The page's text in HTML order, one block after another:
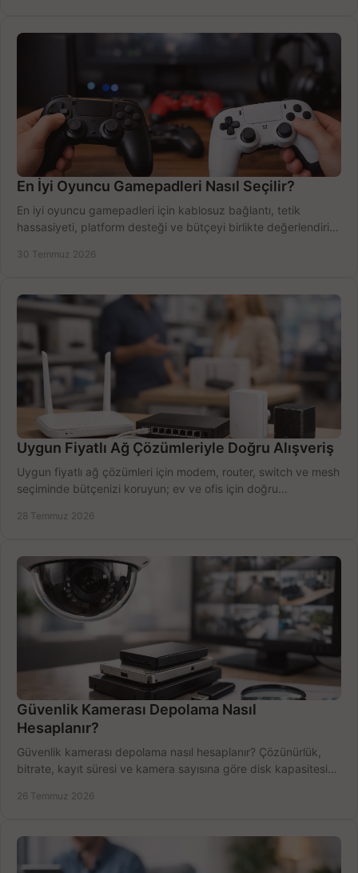
En İyi Oyuncu Gamepadleri Nasıl Seçilir?
En iyi oyuncu gamepadleri için kablosuz bağlantı, tetik
hassasiyeti, platform desteği ve bütçeyi birlikte değerlendirin;
30 Temmuz 2026
Uygun Fiyatlı Ağ Çözümleriyle Doğru Alışveriş
Uygun fiyatlı ağ çözümleri için modem, router, switch ve mesh
seçiminde bütçenizi koruyun; ev ve ofis için doğru
28 Temmuz 2026
Güvenlik Kamerası Depolama Nasıl
Hesaplanır?
Güvenlik kamerası depolama nasıl hesaplanır? Çözünürlük,
bitrate, kayıt süresi ve kamera sayısına göre disk kapasitesini
26 Temmuz 2026